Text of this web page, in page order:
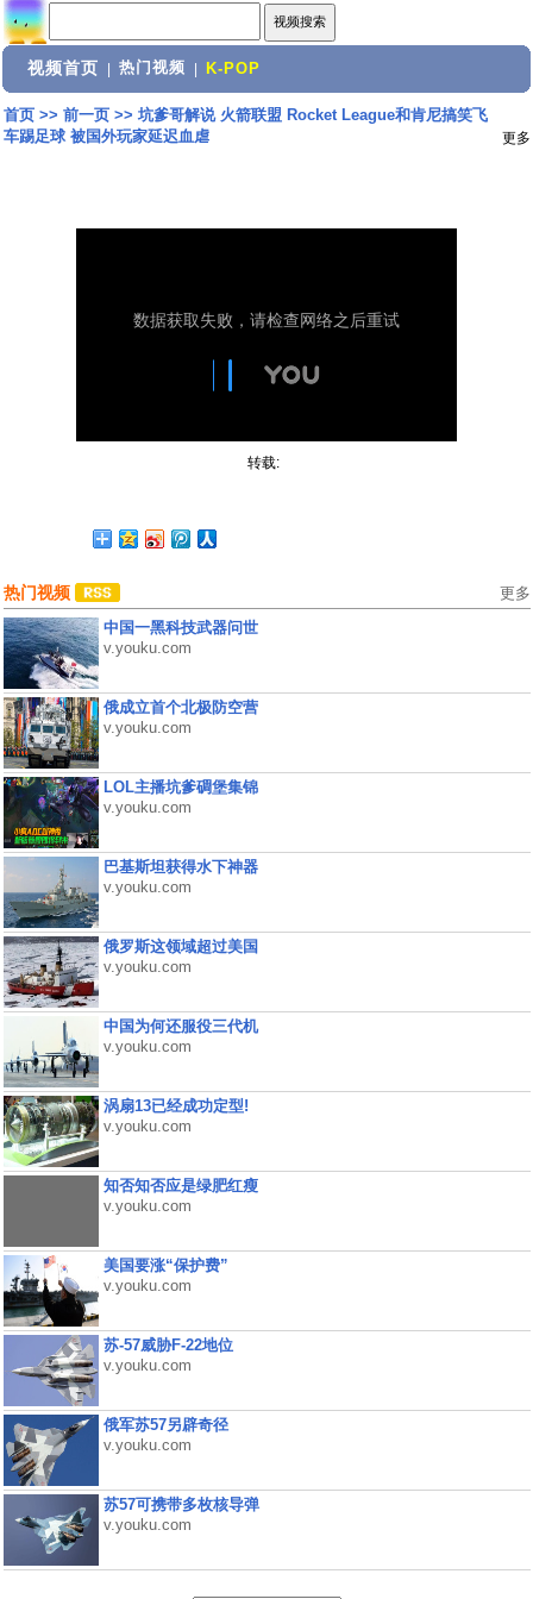
视频首页 热门视频 K-POP
首页>> 前一页>> 坑爹哥解说 火箭联盟 Rocket League和肯尼搞笑飞
车踢足球 被国外玩家延迟血虐
更多
转载:
热门视频 更多
中国一黑科技武器问世
v.youku.com
俄成立首个北极防空营
v.youku.com
LOL主播坑爹碉堡集锦
v.youku.com
巴基斯坦获得水下神器
v.youku.com
俄罗斯这领域超过美国
v.youku.com
中国为何还服役三代机
v.youku.com
涡扇13已经成功定型!
v.youku.com
知否知否应是绿肥红瘦
v.youku.com
美国要涨“保护费”
v.youku.com
苏-57威胁F-22地位
v.youku.com
俄军苏57另辟奇径
v.youku.com
苏57可携带多枚核导弹
v.youku.com